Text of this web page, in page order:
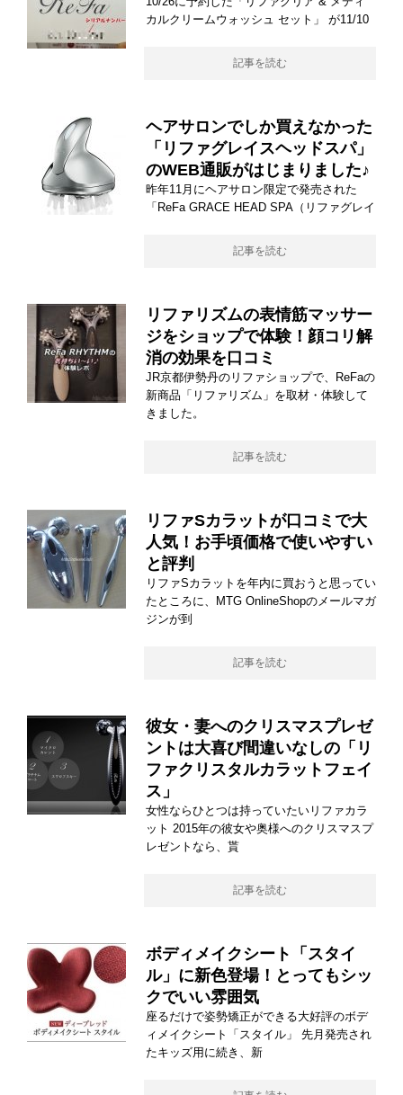
カルクリームウォッシュ セット」 が11/10
記事を読む
ヘアサロンでしか買えなかった
「リファグレイスヘッドスパ」
のWEB通販がはじまりました♪
昨年11月にヘアサロン限定で発売された
「ReFa GRACE HEAD SPA（リファグレイ
記事を読む
リファリズムの表情筋マッサー
ジをショップで体験！顔コリ解
消の効果を口コミ
JR京都伊勢丹のリファショップで、ReFaの
新商品「リファリズム」を取材・体験して
きました。
記事を読む
リファSカラットが口コミで大
人気！お手頃価格で使いやすい
と評判
リファSカラットを年内に買おうと思ってい
たところに、MTG OnlineShopのメールマガ
ジンが到
記事を読む
彼女・妻へのクリスマスプレゼ
ントは大喜び間違いなしの「リ
ファクリスタルカラットフェイ
ス」
女性ならひとつは持っていたいリファカラ
ット 2015年の彼女や奥様へのクリスマスプ
レゼントなら、貰
記事を読む
ボディメイクシート「スタイ
ル」に新色登場！とってもシッ
クでいい雰囲気
座るだけで姿勢矯正ができる大好評のボデ
ィメイクシート「スタイル」 先月発売され
たキッズ用に続き、新